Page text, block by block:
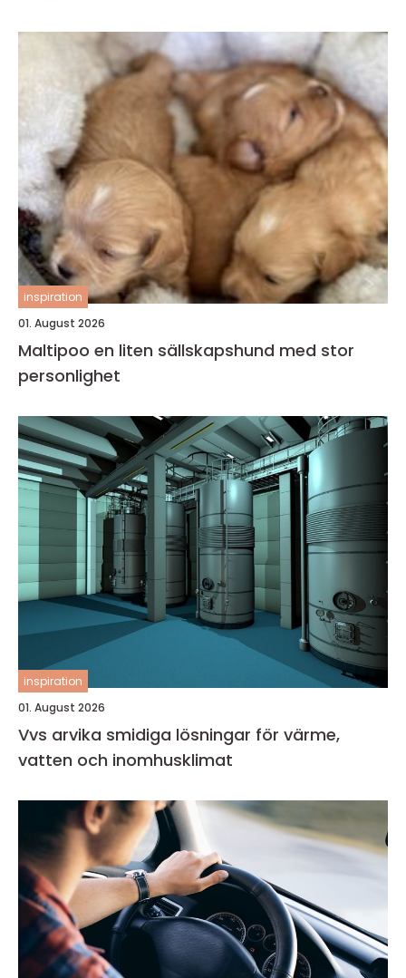
inspiration
01. August 2026
Maltipoo en liten sällskapshund med stor
personlighet
inspiration
01. August 2026
Vvs arvika smidiga lösningar för värme,
vatten och inomhusklimat